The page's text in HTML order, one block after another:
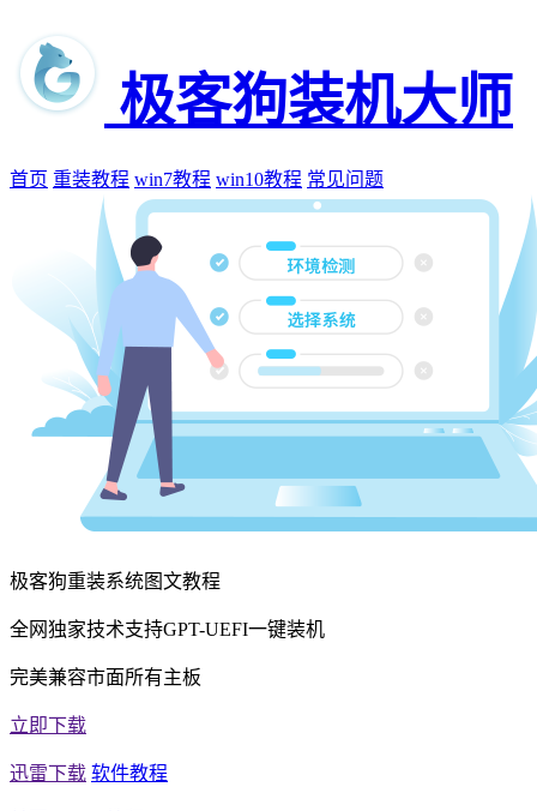
极客狗装机大师
首页 重装教程 win7教程 win10教程 常见问题
极客狗重装系统图文教程
全网独家技术支持GPT-UEFI一键装机
完美兼容市面所有主板
立即下载
迅雷下载 软件教程